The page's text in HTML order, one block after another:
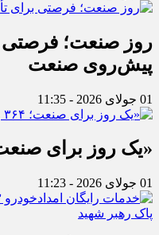
روز صنعت؛ فرصتی
پیش‌روی صنعت
01 جولای 2026 - 11:35
«یک روز برای صنعت؛ ۳۶۴ روز برای
01 جولای 2026 - 11:23